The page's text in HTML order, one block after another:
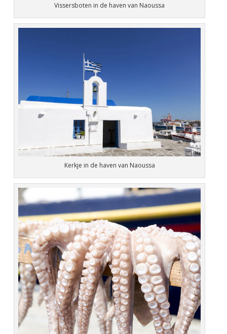
Vissersboten in de haven van Naoussa
Kerkje in de haven van Naoussa